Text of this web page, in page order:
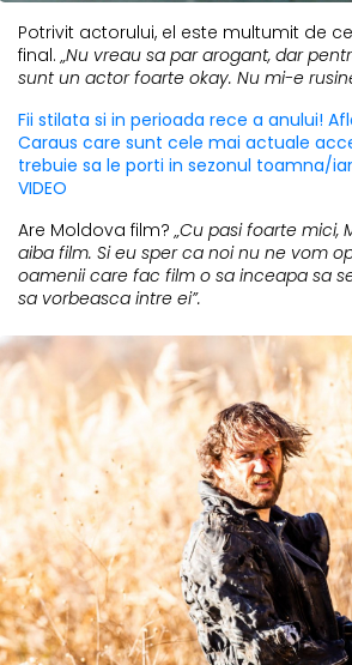
Potrivit actorului, el este multumit de
final. „Nu vreau sa par arogant, dar
sunt un actor foarte okay. Nu mi-e
Fii stilata si in perioada rece a anului!
Caraus care sunt cele mai actuale
trebuie sa le porti in sezonul toamna/
VIDEO
Are Moldova film? „Cu pasi foarte mici,
aiba film. Si eu sper ca noi nu ne vom
oamenii care fac film o sa inceapa sa
sa vorbeasca intre ei”.